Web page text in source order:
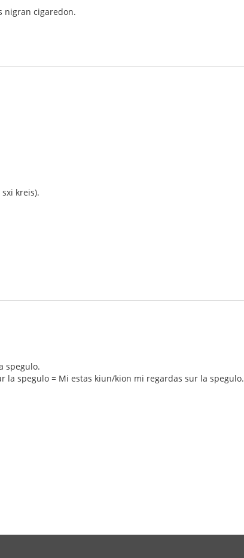
nigran cigaredon.
kreis).
spegulo.
la spegulo = Mi estas kiun/kion mi regardas sur la spegulo.